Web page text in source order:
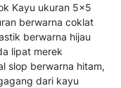
Kayu ukuran 5×5
berwarna coklat
berwarna hijau
lipat merek
slop berwarna hitam,
dari kayu